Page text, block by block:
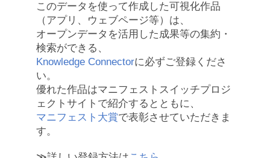
このデータを使って作成した可視化作品
（アプリ、ウェブページ等）は、
オープンデータを活用した成果等の集約・
検索ができる、
Knowledge Connectorに必ずご登録くださ
い。
優れた作品はマニフェストスイッチプロジ
ェクトサイトで紹介するとともに、
マニフェスト大賞で表彰させていただきま
す。